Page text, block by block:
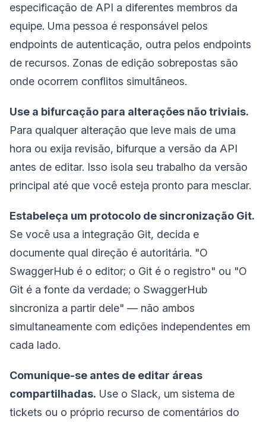
especificação de API a diferentes membros da
equipe. Uma pessoa é responsável pelos
endpoints de autenticação, outra pelos endpoints
de recursos. Zonas de edição sobrepostas são
onde ocorrem conflitos simultâneos.
Use a bifurcação para alterações não triviais.
Para qualquer alteração que leve mais de uma
hora ou exija revisão, bifurque a versão da API
antes de editar. Isso isola seu trabalho da versão
principal até que você esteja pronto para mesclar.
Estabeleça um protocolo de sincronização Git.
Se você usa a integração Git, decida e
documente qual direção é autoritária. "O
SwaggerHub é o editor; o Git é o registro" ou "O
Git é a fonte da verdade; o SwaggerHub
sincroniza a partir dele" — não ambos
simultaneamente com edições independentes em
cada lado.
Comunique-se antes de editar áreas
compartilhadas. Use o Slack, um sistema de
tickets ou o próprio recurso de comentários do